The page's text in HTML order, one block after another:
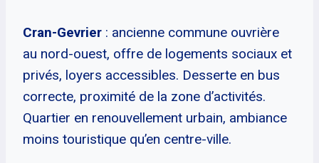
Cran-Gevrier : ancienne commune ouvrière
au nord-ouest, offre de logements sociaux et
privés, loyers accessibles. Desserte en bus
correcte, proximité de la zone d’activités.
Quartier en renouvellement urbain, ambiance
moins touristique qu’en centre-ville.